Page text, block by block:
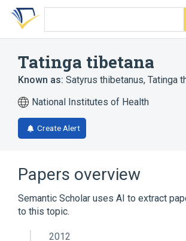
Skip
search
Skip
Skip
account
Tatinga tibetana
Known as: Satyrus thibetanus, Tatinga
National Institutes of Health
Create Alert
Papers overview
Semantic Scholar uses AI to extract
to this topic.
2012